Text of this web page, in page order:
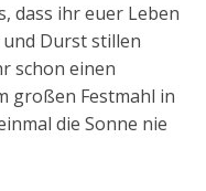
dass ihr euer Leben
Durst stillen
schon einen
großen Festmahl in
die Sonne nie